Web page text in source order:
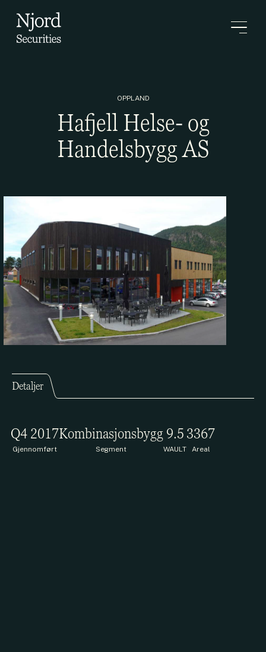
OPPLAND
Hafjell Helse- og
Handelsbygg AS
Detaljer
Q4 2017
Gjennomført
Kombinasjonsbygg
Segment
9.5
WAULT
3367
Areal